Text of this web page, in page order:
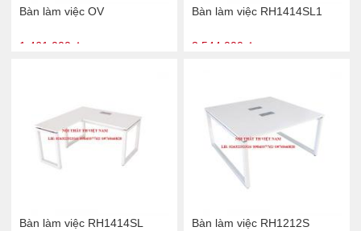
Bàn làm việc OV
1.461.000 ₫
Bàn làm việc RH1414SL1
3.544.000 ₫
Bàn làm việc RH1414SL Bàn làm việc RH1212S